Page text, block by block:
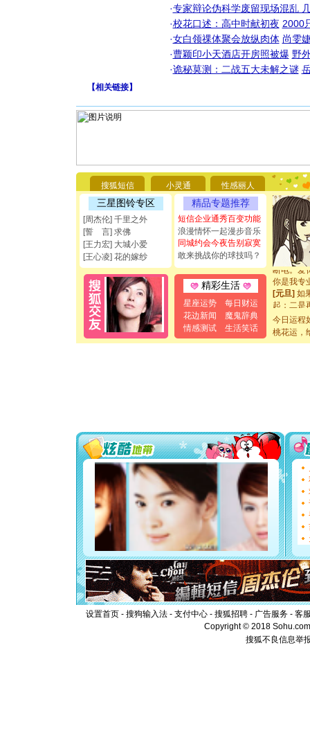
·专家辩论伪科学废留现场混乱
·校花口述：高中时献初夜 2000
·女白领祼体聚会放纵肉体 尚雯
·曹颖印小天酒店开房照被爆 野
·诡秘莫测：二战五大未解之谜
【相关链接】
搜狐短信 小灵通 性感丽人
三星图铃专区
[周杰伦] 千里之外
[誓 言] 求佛
[王力宏] 大城小爱
[王心凌] 花的嫁纱
精品专题推荐
短信企业通秀百变功能
浪漫情怀一起漫步音乐
同城约会今夜告别寂寞
敢来挑战你的球技吗？
精彩生活
星座运势
每日财运
花边新闻
魔鬼辞典
情感测试
生活笑话
你太多，
要平安
[圣诞节]
能正大光
都要快乐
[圣诞节]
如意,快
[元旦]看
断电。爱
你是我专
[元旦]如
起；二是
[元旦]当
泣，这痛
[圣诞节]
你太多，
要平安
[圣诞节]
能正大
都要快乐
[圣诞节]
如意,快
[元旦]
看
断电。
你是我
[元旦]如
起；二是
离。水晶
[元旦]当
泣，这痛
卖了。水
[春节]风
颜！冬去
今日运程
桃花运，
设置首页 - 搜狗输入法 - 支付中心 - 搜狐招聘 - 广告服务 - 客
Copyright © 2018
搜狐不良信息举